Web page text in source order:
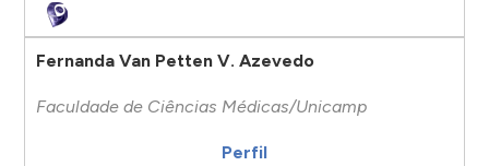
Fernanda Van Petten V. Azevedo
Faculdade de Ciências Médicas/Unicamp
Perfil